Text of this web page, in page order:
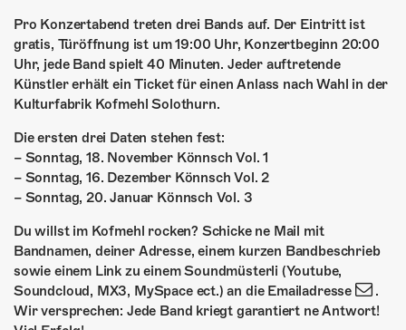
Pro Konzertabend treten drei Bands auf. Der Eintritt ist
gratis, Türöffnung ist um 19:00 Uhr, Konzertbeginn 20:00
Uhr, jede Band spielt 40 Minuten. Jeder auftretende
Künstler erhält ein Ticket für einen Anlass nach Wahl in der
Kulturfabrik Kofmehl Solothurn.
Die ersten drei Daten stehen fest:
– Sonntag, 18. November Könnsch Vol. 1
– Sonntag, 16. Dezember Könnsch Vol. 2
– Sonntag, 20. Januar Könnsch Vol. 3
Du willst im Kofmehl rocken? Schicke ne Mail mit
Bandnamen, deiner Adresse, einem kurzen Bandbeschrieb
sowie einem Link zu einem Soundmüsterli (Youtube,
Soundcloud, MX3, MySpace ect.) an die Emailadresse
.
Wir versprechen: Jede Band kriegt garantiert ne Antwort!